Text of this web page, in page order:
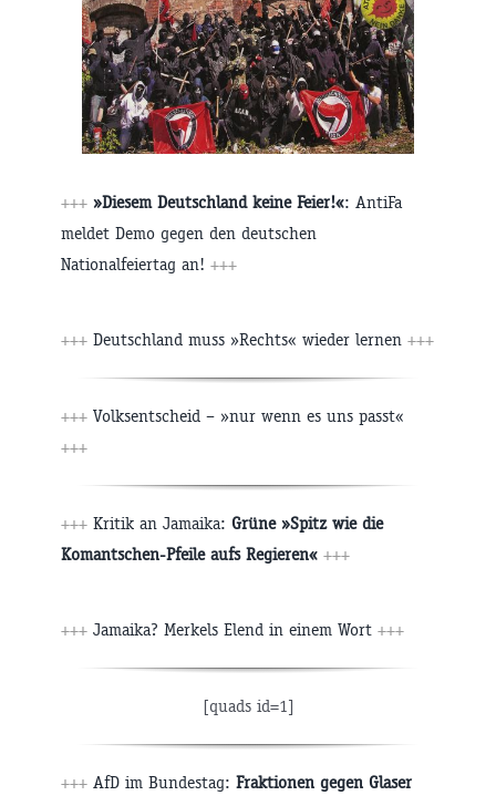
+++ »Diesem Deutschland keine Feier!«: AntiFa
meldet Demo gegen den deutschen
Nationalfeiertag an! +++
+++ Deutschland muss »Rechts« wieder lernen +++
+++ Volksentscheid – »nur wenn es uns passt«
+++
+++ Kritik an Jamaika: Grüne »Spitz wie die
Komantschen-Pfeile aufs Regieren« +++
+++ Jamaika? Merkels Elend in einem Wort +++
[quads id=1]
+++ AfD im Bundestag: Fraktionen gegen Glaser